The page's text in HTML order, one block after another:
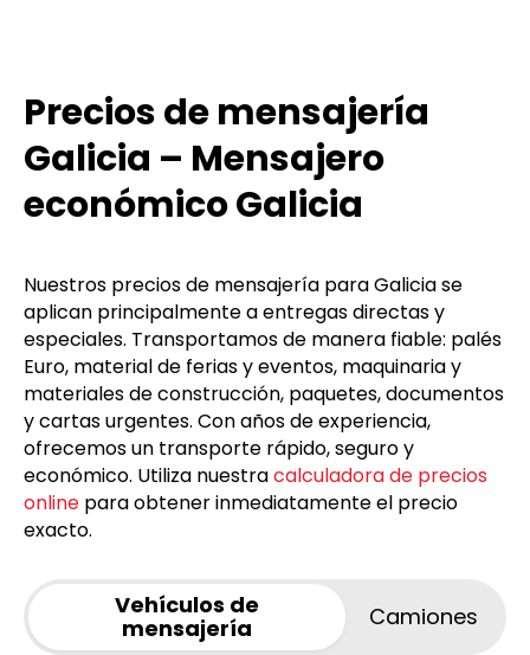
Precios de mensajería
Galicia – Mensajero
económico Galicia
Nuestros precios de mensajería para Galicia se
aplican principalmente a entregas directas y
especiales. Transportamos de manera fiable: palés
Euro, material de ferias y eventos, maquinaria y
materiales de construcción, paquetes, documentos
y cartas urgentes. Con años de experiencia,
ofrecemos un transporte rápido, seguro y
económico. Utiliza nuestracalculadora de precios
online para obtener inmediatamente el precio
exacto.
Vehículos de
mensajería
Camiones